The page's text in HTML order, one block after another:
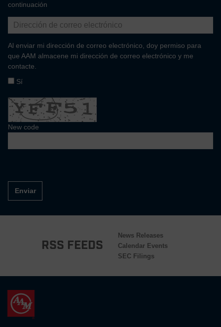
continuación
Al enviar mi dirección de correo electrónico, doy permiso para
que AAM almacene mi dirección de correo electrónico y me
contacte.
Sí
New code
Enviar
RSS Feeds
News Releases
Calendar Events
SEC Filings